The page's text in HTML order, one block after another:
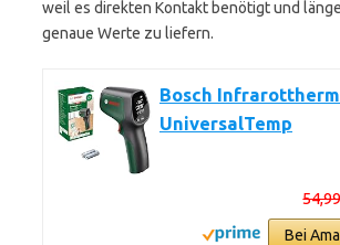
weil es direkten Kontakt benötigt und
genaue Werte zu liefern.
Bosch
UniversalTemp
Bei